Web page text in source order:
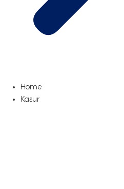
Home
Kasur